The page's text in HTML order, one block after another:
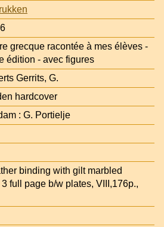
grecque racontée à mes élèves -
édition - avec figures
Gerrits, G.
hardcover
: G. Portielje
binding with gilt marbled
3 full page b/w plates, VIII,176p.,